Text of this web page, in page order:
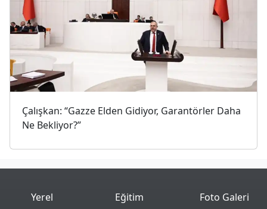
Çalışkan: “Gazze Elden Gidiyor, Garantörler Daha
Ne Bekliyor?”
Yerel
Eğitim
Foto Galeri